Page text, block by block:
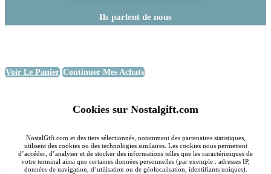
Ils parlent de nous
Voir Le Panier Continuer Mes Achats
Cookies sur Nostalgift.com
NostalGift.com et des tiers sélectionnés, notamment des partenaires statistiques,
utilisent des cookies ou des technologies similaires. Les cookies nous permettent
d’accéder, d’analyser et de stocker des informations telles que les caractéristiques de
votre terminal ainsi que certaines données personnelles (par exemple : adresses IP,
données de navigation, d’utilisation ou de géolocalisation, identifiants uniques).